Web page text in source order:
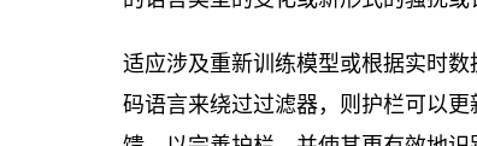
适应涉及重新训练模型或根据实时
码语言来绕过过滤器，则护栏可以